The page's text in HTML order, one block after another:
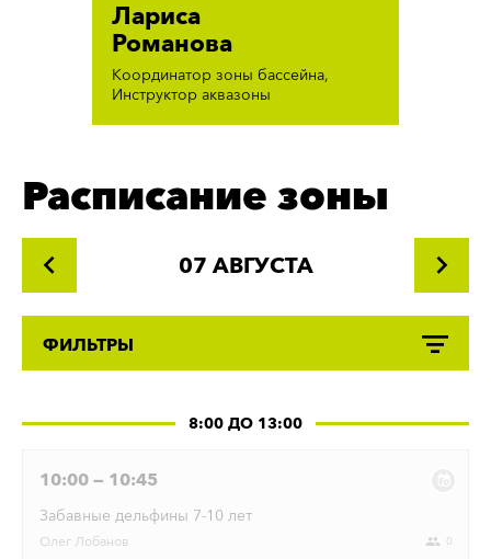
Лариса
Романова
Координатор зоны бассейна,
Инструктор аквазоны
Расписание зоны
07 АВГУСТА
ФИЛЬТРЫ
8:00 ДО 13:00
10:00 — 10:45
Забавные дельфины 7-10 лет
Олег Лобанов 0